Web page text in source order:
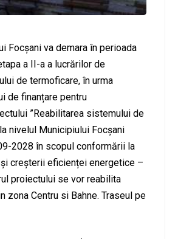
Focșani va demara în perioada
a II-a a lucrărilor de
de termoficare, în urma
de finanțare pentru
”Reabilitarea sistemului de
nivelul Municipiului Focșani
2028 în scopul conformării la
creșterii eficienței energetice –
proiectului se vor reabilita
Centru si Bahne. Traseul pe